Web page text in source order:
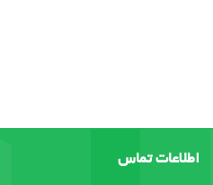
اطلاعات تماس